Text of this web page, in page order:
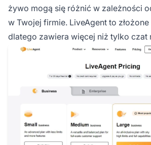
żywo mogą się różnić w zależności
w Twojej firmie. LiveAgent to
dlatego zawiera więcej niż tylko czat